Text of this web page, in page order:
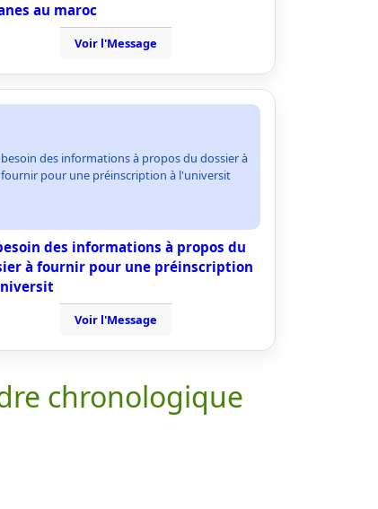
au maroc
Voir l'Message
besoin des informations à propos du dossier à
fournir pour une préinscription à l'universit
des informations à propos du
à fournir pour une préinscription
Voir l'Message
chronologique